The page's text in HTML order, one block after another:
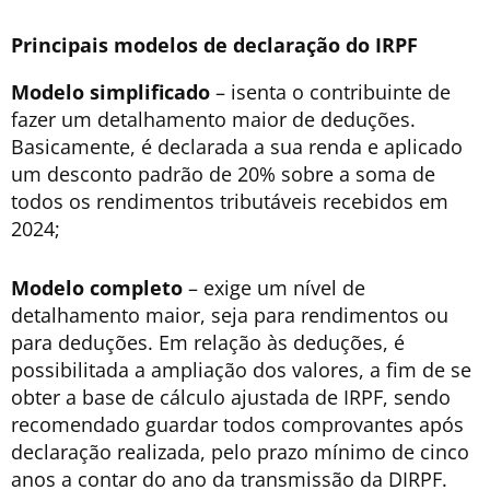
Principais modelos de declaração do IRPF
Modelo simplificado – isenta o contribuinte de
fazer um detalhamento maior de deduções.
Basicamente, é declarada a sua renda e aplicado
um desconto padrão de 20% sobre a soma de
todos os rendimentos tributáveis recebidos em
2024;
Modelo completo – exige um nível de
detalhamento maior, seja para rendimentos ou
para deduções. Em relação às deduções, é
possibilitada a ampliação dos valores, a fim de se
obter a base de cálculo ajustada de IRPF, sendo
recomendado guardar todos comprovantes após
declaração realizada, pelo prazo mínimo de cinco
anos a contar do ano da transmissão da DIRPF.